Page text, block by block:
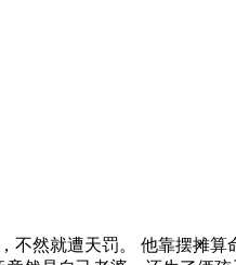
然就遭天罚。 他靠摆摊